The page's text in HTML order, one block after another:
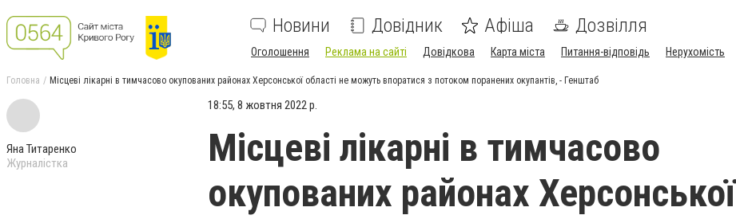
Новини Довідник Афіша Дозвілля
Оголошення Реклама на сайті Довідкова Карта міста Питання-відповідь Нерухомість
Головна Місцеві лікарні в тимчасово окупованих районах Херсонської області не можуть впоратися з потоком поранених окупантів, - Генштаб
Яна Титаренко
Журналістка
18:55, 8 жовтня 2022 р.
Місцеві лікарні в тимчасово
окупованих районах Херсонської